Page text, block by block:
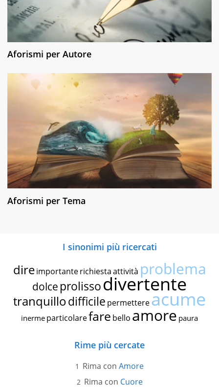
Aforismi per Autore
Aforismi per Tema
I sinonimi più ricercati
dire importante richiestaattività problema
dolce prolissodivertente
tranquillodifficile permettereacume
inerme particolarefare bello amore paura
Rime più cercate
Rima con Amore
Rima con Cuore